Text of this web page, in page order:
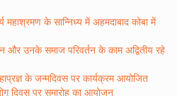
महाश्रमण के सान्निध्य में अहमदाबाद कोबा में
और उनके समाज परिवर्तन के काम अद्वितीय रहे
के जन्मदिवस पर कार्यक्रम आयोजित
दिवस पर समारोह का आयोजन